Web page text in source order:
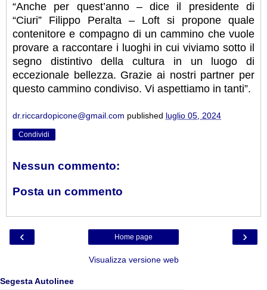
“Anche per quest’anno – dice il presidente di
“Ciuri” Filippo Peralta – Loft si propone quale
contenitore e compagno di un cammino che vuole
provare a raccontare i luoghi in cui viviamo sotto il
segno distintivo della cultura in un luogo di
eccezionale bellezza. Grazie ai nostri partner per
questo cammino condiviso. Vi aspettiamo in tanti”.
dr.riccardopicone@gmail.com published luglio 05, 2024
Condividi
Nessun commento:
Posta un commento
‹ ›
Home page
Visualizza versione web
Segesta Autolinee